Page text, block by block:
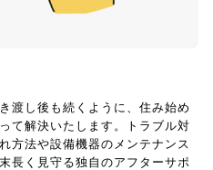
渡し後も続くように、住み始め
て解決いたします。トラブル対
方法や設備機器のメンテナンス
長く見守る独自のアフターサポ